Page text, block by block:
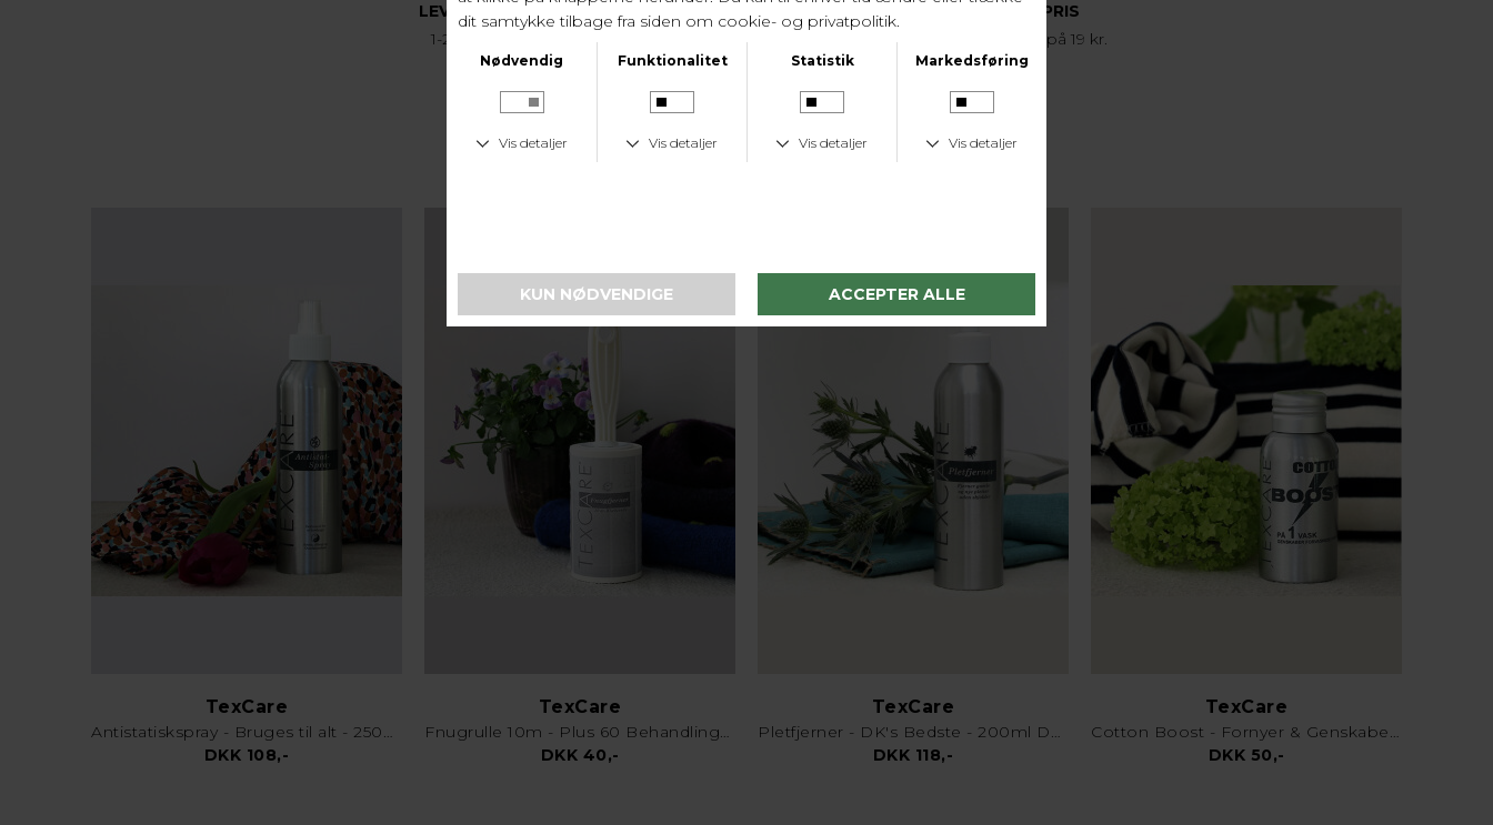
LEVERINGSTID
1-2 hverdage
KUNDESERVICE
Tlf. 24 59 87 63
LAV FRAGTPRIS
Fast lav fragtpris på 19 kr.
I samme serie
TexCare
Antistatiskspray - Bruges til alt - 250ml
DKK 108,-
TexCare
Fnugrulle 10m - Plus 60 Behandlinger
DKK 40,-
TexCare
Pletfjerner - DK's Bedste - 200ml Doserings Pumpe
DKK 118,-
TexCare
Cotton Boost - Fornyer & Genskaber Farver
DKK 50,-